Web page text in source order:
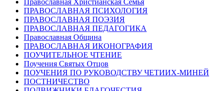
Православная Христианская Семья
ПРАВОСЛАВНАЯ ПСИХОЛОГИЯ
ПРАВОСЛАВНАЯ ПОЭЗИЯ
ПРАВОСЛАВНАЯ ПЕДАГОГИКА
Православная Община
ПРАВОСЛАВНАЯ ИКОНОГРАФИЯ
ПОУЧИТЕЛЬНОЕ ЧТЕНИЕ
Поучения Святых Отцов
ПОУЧЕНИЯ ПО РУКОВОДСТВУ ЧЕТИИХ-МИНЕЙ
ПОСТНИЧЕСТВО